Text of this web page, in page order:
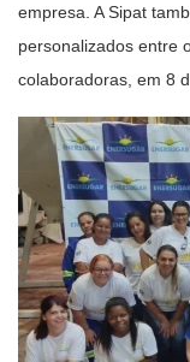
empresa. A Sipat
personalizados entre
colaboradoras, em 8